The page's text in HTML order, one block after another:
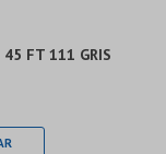
45 FT 111 GRIS